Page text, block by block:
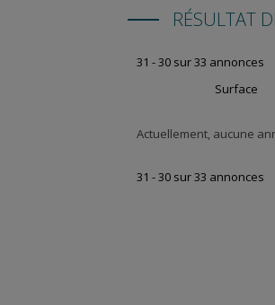
RÉSULTAT
31 - 30 sur 33 annonces
Surface
Actuellement, aucune
31 - 30 sur 33 annonces